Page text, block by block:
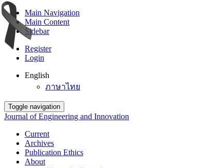
Main Navigation
Main Content
Sidebar
Register
Login
English
ภาษาไทย
Toggle navigation
Journal of Engineering and Innovation
Current
Archives
Publication Ethics
About